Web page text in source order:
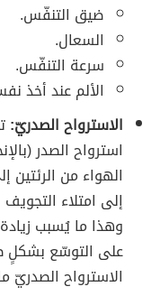
ضيق التنفّس.
السعال.
سرعة التنفّس.
الألم عند أخذ
الاسترواح الصدريّ:
الهواء من
إلى امتلاء التجويف
وهذا ما يُسبب
على التوسّع بشكلٍ
الاسترواح الصدريّ